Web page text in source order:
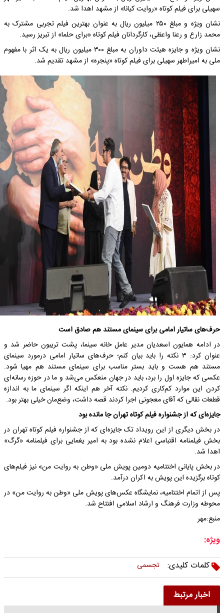
سهیلی برای فیلم کوتاه «روایت کیانا» از مشهد اهدا شد.
نشان ویژه و مبلغ ۲۵۰ میلیون ریال به عنوان بهترین فیلم تجربی مشترک به
محمد زارع و رعنا واعظی، کارگردانان فیلم کوتاه «برای حلما» از تبریز رسید.
نشان ویژه و جایزه هیئت داوران به مبلغ ۳۰۰ میلیون ریال به یک اثر با مفهوم
ملی به امیراطهر سهیلی برای فیلم کوتاه «پنجره» از مشهد تقدیم شد.
حرف‌های ساتیار امامی برای سینمای مستند هم صادق است
در ادامه همایون اسعدیان مدیر عامل خانه سینما، پشت تریبون حاضر شد و
عنوان کرد: ۳ نکته را باید بیان کنم؛ حرف‌های ساتیار امامی درمورد سینمای
مستند هم هست و باید بستر مناسب برای سینمای مستند هم مهیا شود.
عکسی که جایزه اول را برد، باید در جهان منعکس می‌شد و ما در حوزه رسانه‌ای
کردن این موارد کم‌کاری کردیم. نکته آخر هم اینکه اگر سینمای ما به اندازه
قطعات نقالی که آقای معجونی اجرا کردند قصه داشت، وضع‌مان خیلی بهتر بود.
جایزه‌ای که از جشنواره فیلم کوتاه تهران جا مانده بود
در بخش دیگری از این رویداد تک جایزه‌ای که از جشنواره فیلم کوتاه تهران در
بخش فیلمنامه اقتباسی اعلام نشده بود به امیر یغمایی برای فیلمنامه «گرگ»
اهدا شد.
در بخش پایانی اختتامیه دومین پویش ملی «وطن به روایت من» نیز فیلم‌های
کوتاه برگزیده این پویش به اکران درآمد.
پس از اتمام اختتامیه، نمایشگاه عکس‌های پویش ملی «وطن به روایت من» در
محوطه وزارت فرهنگ و ارشاد اسلامی افتتاح شد.
منبع:مهر
ویژه:
کلمات کلیدی:
تجسمی
اخبار مرتبط